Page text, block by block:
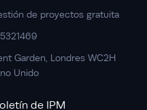
de proyectos gratuita
Garden, Londres WC2H
Unido
de IPM